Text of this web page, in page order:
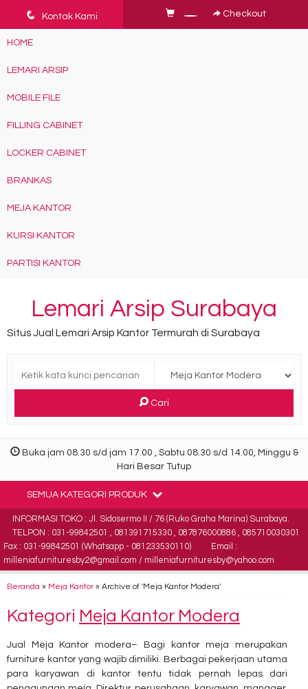
q Kontak Kami Checkout
HOME
LEMARI ARSIP
MOBILE FILE
FILLING CABINET
LOCKER CABINET
BRANKAS
MEJA KANTOR
KURSI KANTOR
PARTISI KANTOR
Lemari Arsip Surabaya
Situs Jual Lemari Arsip Kantor Termurah di Surabaya
Cari
Buka jam 08.30 s/d jam 17.00 , Sabtu 08.30 s/d 14.00, Minggu &
Hari Besar Tutup
SEMUA KATEGORI PRODUK
INFORMASI TOKO : Jl. Sidosermo II / 76 (Ruko Graha Marina) Surabaya.
TELPON : 031-99842501 , 081391715330 , 087876000886 , 085710030301
Fax : 031-99842501 (Whatsapp - 081233530110)
Email :
milleniafurnituresby2@gmail.com / milleniafurnituresby@yahoo.com
Beranda » Meja Kantor» Archive of 'Meja Kantor Modera'
Kategori Meja Kantor Modera
Jual Meja Kantor modera– Bagi kantor meja merupakan
furniture kantor yang wajib dimiliki. Berbagai pekerjaan utama
para karyawan di kantor tentu tidak pernah lepas dari